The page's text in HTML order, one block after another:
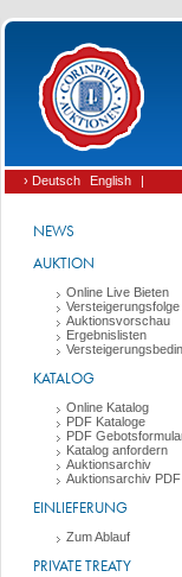
› Deutsch English |
NEWS
AUKTION
Online Live Bieten
Versteigerungsfolge
Auktionsvorschau
Ergebnislisten
KATALOG
Online Katalog
PDF Kataloge
PDF
Katalog anfordern
Auktionsarchiv
Auktionsarchiv
EINLIEFERUNG
Zum Ablauf
PRIVATE TREATY